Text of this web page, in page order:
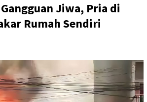
Jiwa, Pria di
Rumah Sendiri